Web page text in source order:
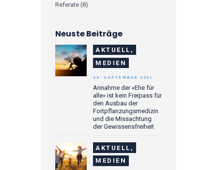
Referate (8)
Neuste Beiträge
AKTUELL,
MEDIEN
Annahme der «Ehe für
alle» ist kein Freipass für
den Ausbau der
Fortpflanzungsmedizin
und die Missachtung
der Gewissensfreiheit
26. SEPTEMBER 2021
AKTUELL,
MEDIEN